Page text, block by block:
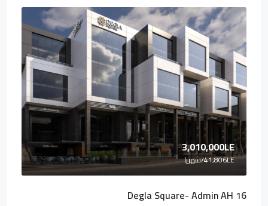
3,010,000LE
41,806LE/شهريا
Degla Square- Admin AH 16